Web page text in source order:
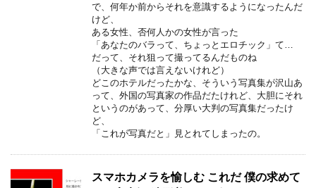
で、何年か前からそれを意識するようになったんだ
けど、
ある女性、否何人かの女性が言った
「あなたのバラって、ちょっとエロチック」て…
だって、それ狙って撮ってるんだものね
（大きな声では言えないけれど）
どこのホテルだったかな、そういう写真集が沢山あ
って、外国の写真家の作品だたけれど、大胆にそれ
というのがあって、分厚い大判の写真集だったけ
ど、
「これが写真だと」見とれてしまったの。
スマホカメラを愉しむ これだ 僕の求めて